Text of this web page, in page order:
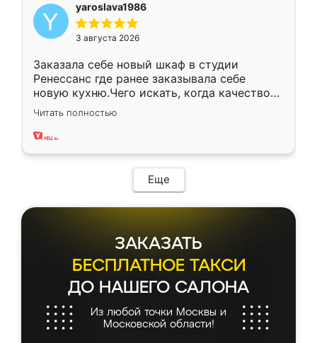
yaroslava1986
3 августа 2026
Заказала себе новый шкаф в студии
Ренессанс где ранее заказывала себе
новую кухню.Чего искать, когда качеством
вполне довольна. Служит кухня уже почти
два года, нареканий нет.
Читать полностью
Еще
ЗАКАЗАТЬ
БЕСПЛАТНОЕ ТАКСИ
ДО НАШЕГО САЛОНА
Из любой точки Москвы и
Московской области!